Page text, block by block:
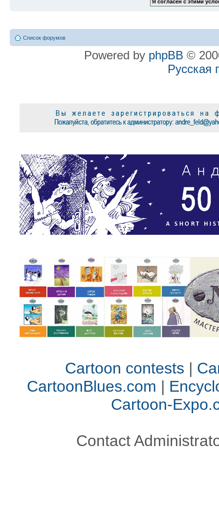
Список форумов
Powered by phpBB ©
Русская
Cartoon contests |
CartoonBlues.com |
Cartoon-
Contact